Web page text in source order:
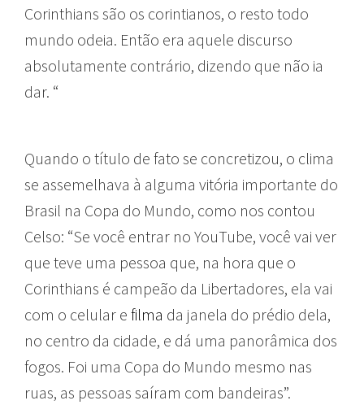
Corinthians são os corintianos, o resto todo
mundo odeia. Então era aquele discurso
absolutamente contrário, dizendo que não ia
dar. “
Quando o título de fato se concretizou, o clima
se assemelhava à alguma vitória importante do
Brasil na Copa do Mundo, como nos contou
Celso: “Se você entrar no YouTube, você vai ver
que teve uma pessoa que, na hora que o
Corinthians é campeão da Libertadores, ela vai
com o celular e filma da janela do prédio dela,
no centro da cidade, e dá uma panorâmica dos
fogos. Foi uma Copa do Mundo mesmo nas
ruas, as pessoas saíram com bandeiras”.